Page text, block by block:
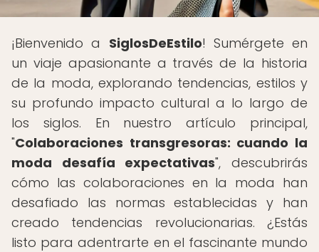
¡Bienvenido a SiglosDeEstilo! Sumérgete en
un viaje apasionante a través de la historia
de la moda, explorando tendencias, estilos y
su profundo impacto cultural a lo largo de
los siglos. En nuestro artículo principal,
"Colaboraciones transgresoras: cuando la
moda desafía expectativas", descubrirás
cómo las colaboraciones en la moda han
desafiado las normas establecidas y han
creado tendencias revolucionarias. ¿Estás
listo para adentrarte en el fascinante mundo